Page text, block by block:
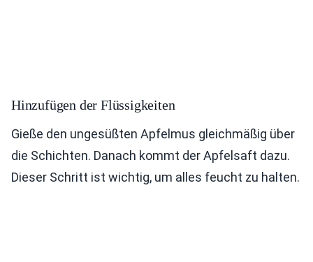
Hinzufügen der Flüssigkeiten
Gieße den ungesüßten Apfelmus gleichmäßig über
die Schichten. Danach kommt der Apfelsaft dazu.
Dieser Schritt ist wichtig, um alles feucht zu halten.